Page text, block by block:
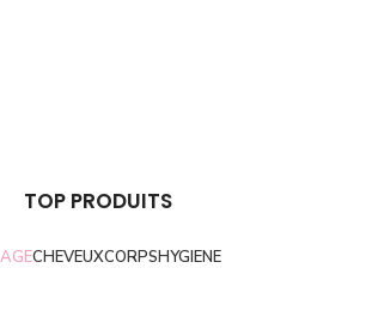
TOP PRODUITS
CHEVEUXCORPSHYGIENE